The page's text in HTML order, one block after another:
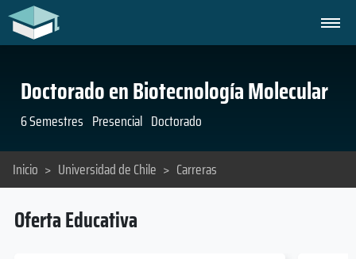
Doctorado en Biotecnología Molecular
6 Semestres Presencial Doctorado
Inicio > Universidad de Chile > Carreras
Oferta Educativa